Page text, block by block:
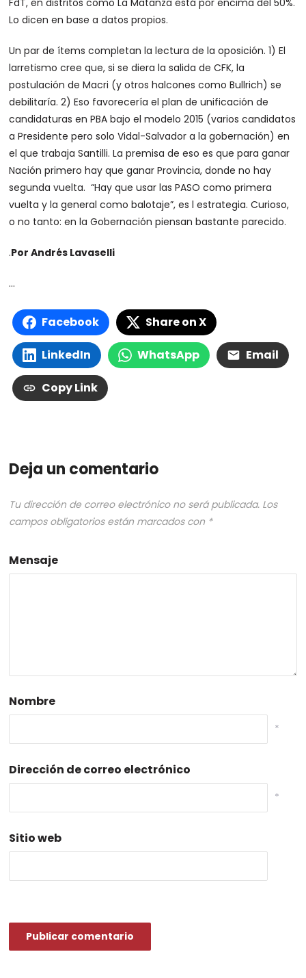
FdT, en distritos como La Matanza está por encima del 50%.
Lo dicen en base a datos propios.
Un par de ítems completan la lectura de la oposición. 1) El
larretismo cree que, si se diera la salida de CFK, la
postulación de Macri (y otros halcones como Bullrich) se
debilitaría. 2) Eso favorecería el plan de unificación de
candidaturas en PBA bajo el modelo 2015 (varios candidatos
a Presidente pero solo Vidal-Salvador a la gobernación) en
el que trabaja Santilli. La premisa de eso es que para ganar
Nación primero hay que ganar Provincia, donde no hay
segunda vuelta. “Hay que usar las PASO como primera
vuelta y la general como balotaje”, es l estrategia. Curioso,
o no tanto: en la Gobernación piensan bastante parecido.
.Por Andrés Lavaselli
…
Facebook Share on X
LinkedIn WhatsApp Email
Copy Link
Deja un comentario
Tu dirección de correo electrónico no será publicada. Los
campos obligatorios están marcados con *
Mensaje
Nombre
*
Dirección de correo electrónico
*
Sitio web